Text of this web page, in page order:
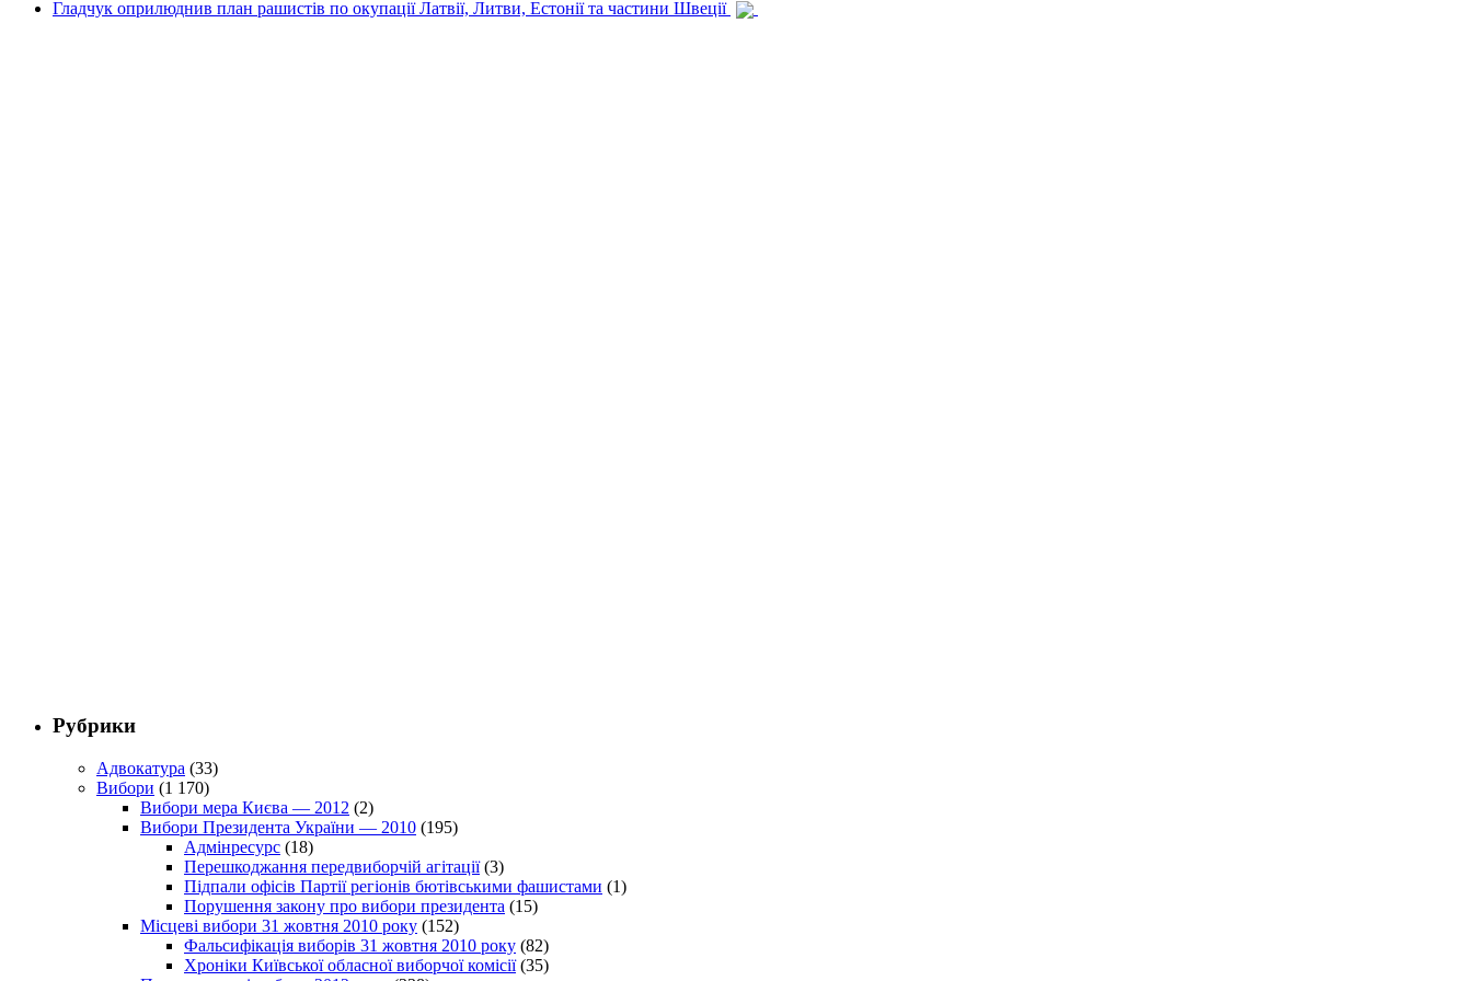
Гладчук оприлюднив план рашистів по окупації Латвії, Литви, Естонії та частини Швеції
Рубрики
Адвокатура (33)
Вибори (1 170)
Вибори мера Києва — 2012 (2)
Вибори Президента України — 2010 (195)
Адмінресурс (18)
Перешкоджання передвиборчій агітації(3)
Підпали офісів Партії регіонів бютівськими фашистами (1)
Порушення закону про вибори президента (15)
Місцеві вибори 31 жовтня 2010 року (152)
Фальсифікація виборів 31 жовтня 2010 року (82)
Хроніки Київської обласної виборчої комісії(35)